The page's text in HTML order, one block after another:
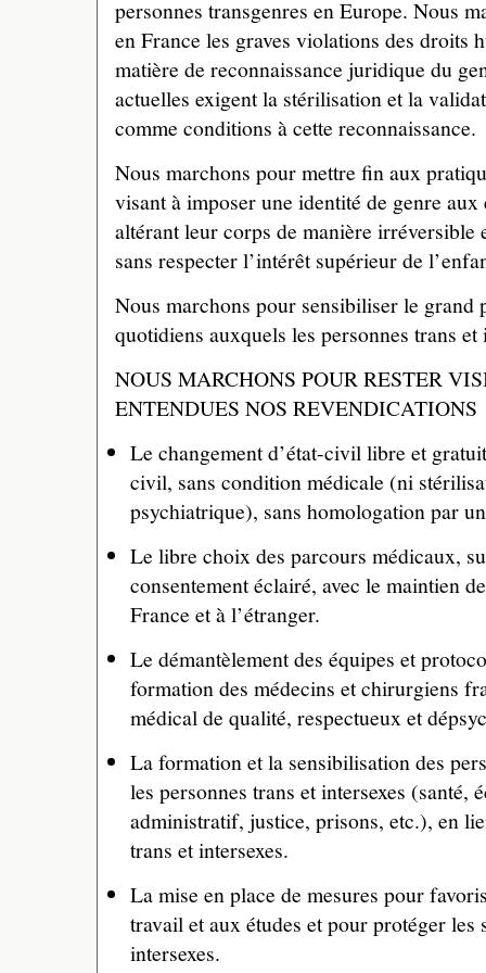
personnes transgenres en Europe. Nous
en France les graves violations des droits
matière de reconnaissance juridique du
actuelles exigent la stérilisation et la
comme conditions à cette reconnaissance.
Nous marchons pour mettre fin aux
visant à imposer une identité de genre aux
altérant leur corps de manière irréversible
sans respecter l’intérêt supérieur de
Nous marchons pour sensibiliser le grand
quotidiens auxquels les personnes trans
NOUS MARCHONS POUR RESTER
ENTENDUES NOS REVENDICATIONS
Le changement d’état-civil libre et
civil, sans condition médicale (ni
psychiatrique), sans homologation par
Le libre choix des parcours médicaux,
consentement éclairé, avec le maintien
France et à l’étranger.
Le démantèlement des équipes et
formation des médecins et chirurgiens
médical de qualité, respectueux et
La formation et la sensibilisation des
les personnes trans et intersexes (santé,
administratif, justice, prisons, etc.), en
trans et intersexes.
La mise en place de mesures pour
travail et aux études et pour protéger les
intersexes.